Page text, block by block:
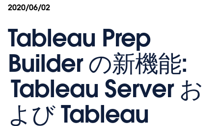
ン
に
2020/06/02
Tableau Prep
Builder の新機能:
Tableau Server お
よび Tableau